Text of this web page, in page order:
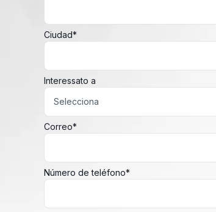
Ciudad*
Interessato a
Correo*
Número de teléfono*